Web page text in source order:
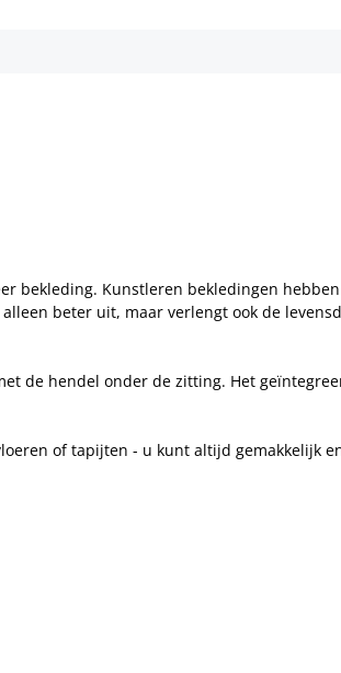
bekleding. Kunstleren bekledingen
beter uit, maar verlengt ook de
de hendel onder de zitting. Het
of tapijten - u kunt altijd gemakkelijk